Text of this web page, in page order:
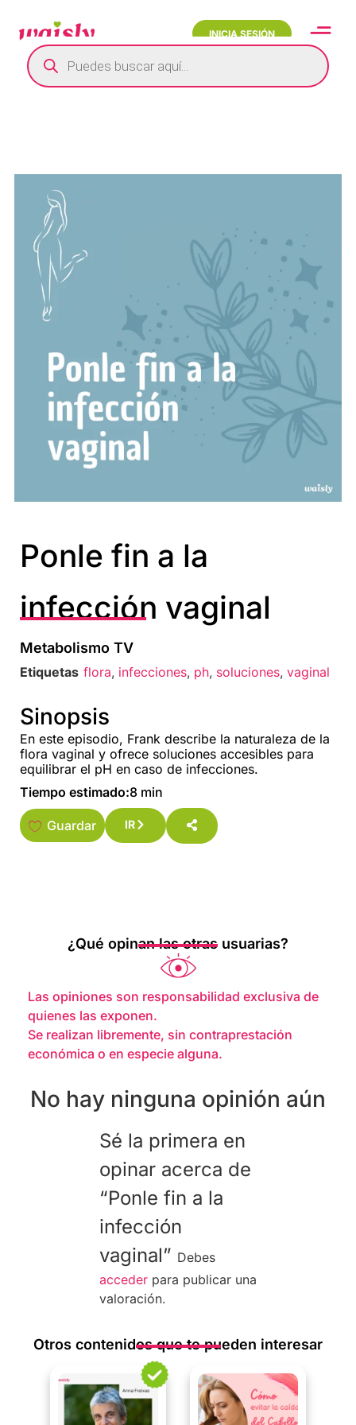
INICIA SESIÓN
Ponle fin a la
infección vaginal
Metabolismo TV
Etiquetas flora, infecciones, ph, soluciones, vaginal
Sinopsis
En este episodio, Frank describe la naturaleza de la
flora vaginal y ofrece soluciones accesibles para
equilibrar el pH en caso de infecciones.
Tiempo estimado:8 min
Guardar IR
¿Qué opinan las otras usuarias?
Las opiniones son responsabilidad exclusiva de
quienes las exponen.
Se realizan libremente, sin contraprestación
económica o en especie alguna.
No hay ninguna opinión aún
Sé la primera en
opinar acerca de
“Ponle fin a la
infección
vaginal” Debes
accederpara publicar una
valoración.
Otros contenidos que te pueden interesar